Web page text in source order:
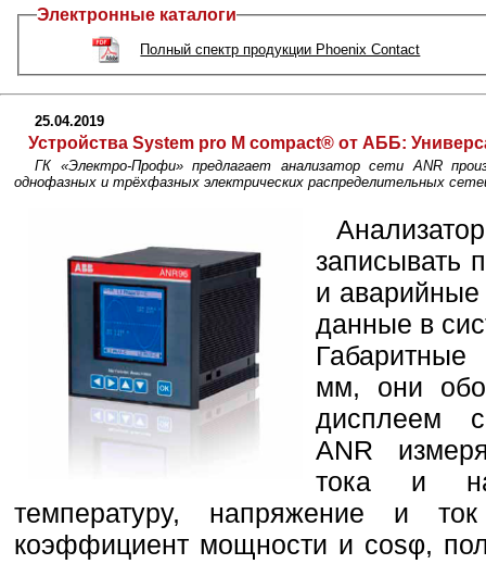
Электронные каталоги
Полный спектр продукции Phoenix Contact
25.04.2019
Устройства System pro M compact® от АББ:
ГК «Электро-Профи» предлагает анализатор сети ANR
однофазных и трёхфазных электрических распределительных
записывать
и аварийные
данные в
мм, они
дисплеем
ANR
тока и
температуру, напряжение и
коэффициент мощности и cosφ,